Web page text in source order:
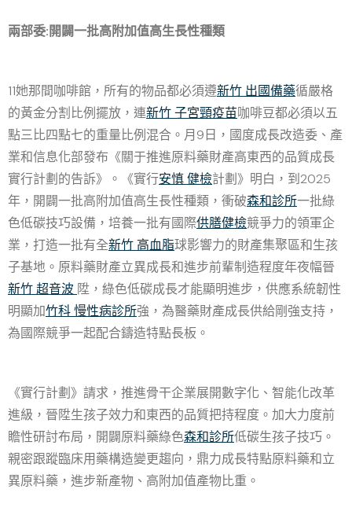
兩部委:開闢一批高附加值高生長性種類
11她那間咖啡館，所有的物品都必須遵新竹 出國備藥循嚴格
的黃金分割比例擺放，連新竹 子宮頸疫苗咖啡豆都必須以五
點三比四點七的重量比例混合。月9日，國度成長改造委、產
業和信息化部發布《關于推進原料藥財產高東西的品質成長
實行計劃的告訴》。《實行安慎 健檢計劃》明白，到2025
年，開闢一批高附加值高生長性種類，衝破森和診所一批綠
色低碳技巧設備，培養一批有國際供膳健檢競爭力的領軍企
業，打造一批有全新竹 高血脂球影響力的財產集聚區和生孩
子基地。原料藥財產立異成長和進步前輩制造程度年夜幅晉
新竹 超音波 陞，綠色低碳成長才能顯明進步，供應系統韌性
明顯加竹科 慢性病診所強，為醫藥財產成長供給剛強支持，
為國際競爭一起配合鑄造特點長板。
《實行計劃》請求，推進骨干企業展開數字化、智能化改革
進級，晉陞生孩子效力和東西的品質把持程度。加大力度前
瞻性研討布局，開闢原料藥綠色森和診所低碳生孩子技巧。
親密跟蹤臨床用藥構造變更趨向，鼎力成長特點原料藥和立
異原料藥，進步新產物、高附加值產物比重。